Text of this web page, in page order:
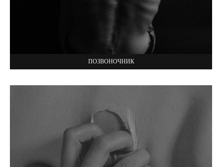
ПОЗВОНОЧНИК